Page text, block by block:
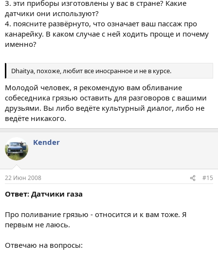
3. эти приборы изготовлены у вас в стране? Какие
датчики они используют?
4. поясните развёрнуто, что означает ваш пассаж про
канарейку. В каком случае с ней ходить проще и почему
именно?
Dhaitya, похоже, любит все иносранное и не в курсе.
Молодой человек, я рекомендую вам обливание
собеседника грязью оставить для разговоров с вашими
друзьями. Вы либо ведёте культурный диалог, либо не
ведёте никакого.
Kender
22 Июн 2008 #15
Ответ: Датчики газа
Про поливание грязью - относится и к вам тоже. Я
первым не лаюсь.
Отвечаю на вопросы: